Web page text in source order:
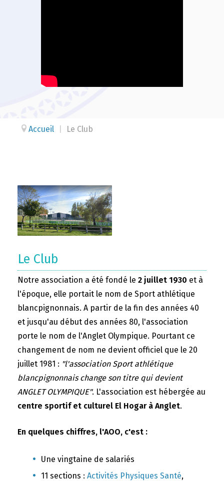
Accueil Le Club
Le Club
Notre association a été fondé le 2 juillet 1930 et à
l'époque, elle portait le nom de Sport athlétique
blancpignonnais. A partir de la fin des années 40
et jusqu'au début des années 80, l'association
porte le nom de l'Anglet Olympique. Pourtant ce
changement de nom ne devient officiel que le 20
juillet 1981 : "l'association Sport athlétique
blancpignonnais change son titre qui devient
ANGLET OLYMPIQUE". L'association est hébergée au
centre sportif et culturel El Hogar à Anglet.
En quelques chiffres, l'AOO, c'est :
Une vingtaine de salariés
11 sections : Activités Physiques Santé,